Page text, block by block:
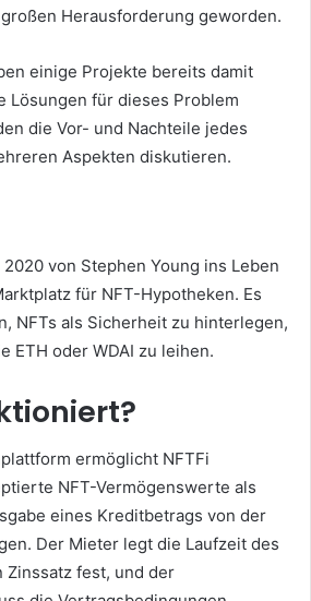
Herausforderung geworden.
einige Projekte bereits damit
Lösungen für dieses Problem
die Vor- und Nachteile jedes
Aspekten diskutieren.
von Stephen Young ins Leben
für NFT-Hypotheken. Es
NFTs als Sicherheit zu hinterlegen,
ETH oder WDAI zu leihen.
ermöglicht NFTFi
NFT-Vermögenswerte als
eines Kreditbetrags von der
Der Mieter legt die Laufzeit des
Zinssatz fest, und der